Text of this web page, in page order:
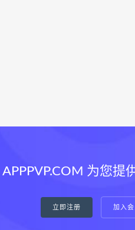
为您提
立即注册 加入会